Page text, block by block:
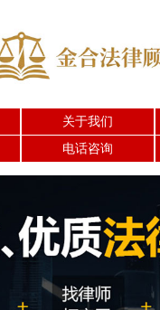
关于我们
电话咨询